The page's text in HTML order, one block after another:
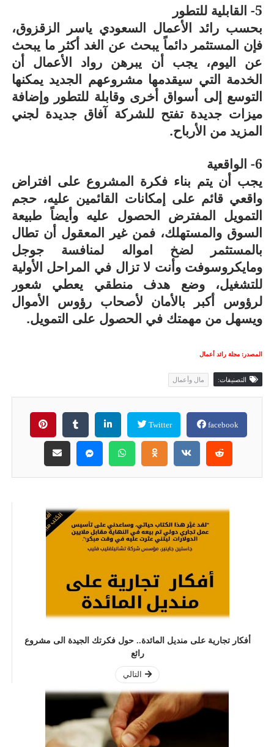
5- القابلية للتطور
بحسب رائد الأعمال السعودي ياسر الزقزوق،
فإن المستثمر دائماً يبحث عن الغد أكثر ما يبحث
عن اليوم، يجب أن يبرهن رواد الأعمال أن
الخدمة التي سيقدمها مشروعهم الجديد يمكنها
التوسع إلى أسواق أخرى وقابلة للتطور وإضافة
ميزات جديدة تفتح للشركة آفاق جديدة لجني
المزيد من الأرباح.
6- الواقعية
يجب أن يتم بناء فكرة المشروع على افتراض
واقعي قائم على إمكانات القائمين عليه، حجم
التمويل المفترض الحصول عليه وأيضاً طبيعة
السوق والمستهلك، فمن غير المعقول أن تطال
بالمستثمر لضخ امواله لمنافسة جوجل
ومايكروسوفت وأنت لا تزال في المراحل الأولية
للتشغيل، وضع هدف منطقي يعطي شعور
لرؤوس أكبر بالأمان لأصحاب رؤوس الأموال
ويسهل من مهمتك في الحصول على التمويل.
المصدر: مجلة رائد أعمال
التصنيفات: مال وأعمال
facebook
Twitter
أفكار تجارية على منديل المائدة.. حول فكرتك الجيدة الى مشروع
رائع
التالي